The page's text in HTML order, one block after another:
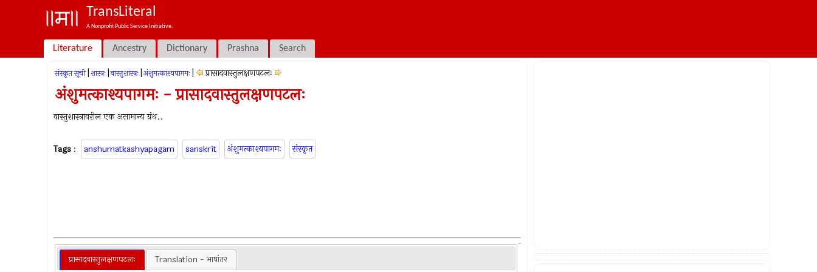
TransLiteral
A Nonprofit Public Service Initiative.
Literature Ancestry Dictionary Prashna Search
संस्कृत सूची शास्त्रः वास्तुशास्त्रः अंशुमत्काश्यपागमः प्रासादवास्तुलक्षणपटलः
अंशुमत्काश्यपागमः - प्रासादवास्तुलक्षणपटलः
वास्तुशास्त्रावरील एक असामान्य ग्रंथ..
Tags : anshumatkashyapagam sanskrit अंशुमत्काश्यपागमः संस्कृत
प्रासादवास्तुलक्षणपटलः Translation - भाषांतर